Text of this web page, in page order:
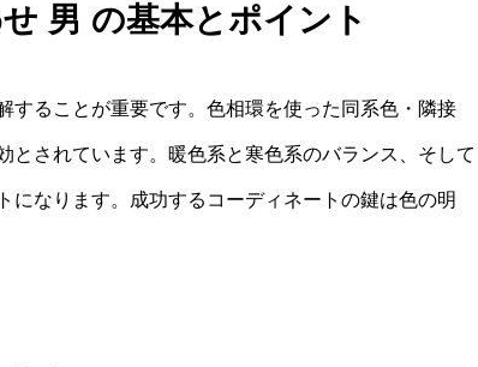
男 の基本とポイント
することが重要です。色相環を使った同系色・隣接
されています。暖色系と寒色系のバランス、そして
なります。成功するコーディネートの鍵は色の明